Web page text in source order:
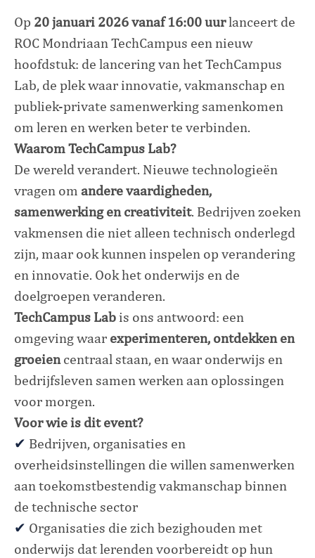
Op 20 januari 2026 vanaf 16:00 uurlanceert de
ROC Mondriaan TechCampus een nieuw
hoofdstuk: de lancering van het TechCampus
Lab, de plek waar innovatie, vakmanschap en
publiek-private samenwerking samenkomen
om leren en werken beter te verbinden.
Waarom TechCampus Lab?
De wereld verandert. Nieuwe technologieën
vragen om andere vaardigheden,
samenwerking en creativiteit. Bedrijven zoeken
vakmensen die niet alleen technisch onderlegd
zijn, maar ook kunnen inspelen op verandering
en innovatie. Ook het onderwijs en de
doelgroepen veranderen.
TechCampus Lab is ons antwoord: een
omgeving waar experimenteren, ontdekken en
groeiencentraal staan, en waar onderwijs en
bedrijfsleven samen werken aan oplossingen
voor morgen.
Voor wie is dit event?
✔ Bedrijven, organisaties en
overheidsinstellingen die willen samenwerken
aan toekomstbestendig vakmanschap binnen
de technische sector
✔ Organisaties die zich bezighouden met
onderwijs dat lerenden voorbereidt op hun